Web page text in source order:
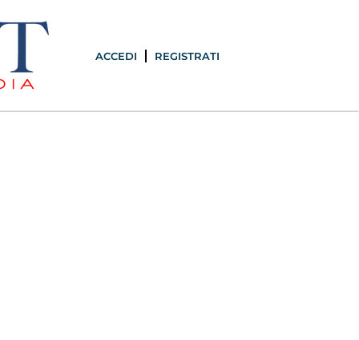
ACCEDI REGISTRATI